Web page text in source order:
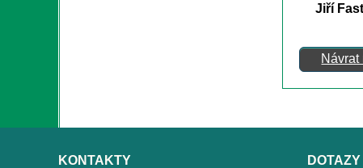
Jiří
Návrat
KONTAKTY DOTAZY